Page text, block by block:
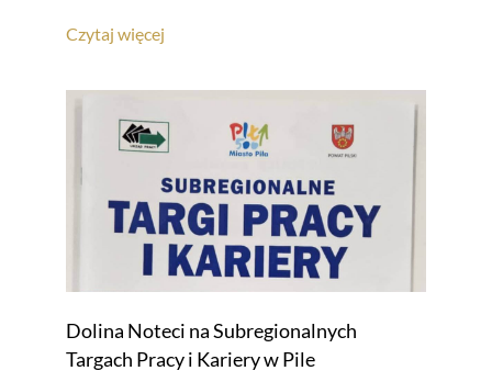
Czytaj więcej
Dolina Noteci na Subregionalnych
Targach Pracy i Kariery w Pile